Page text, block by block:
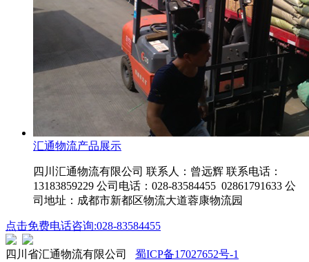
汇通物流产品展示
四川汇通物流有限公司 联系人：曾远辉 联系电话：
13183859229 公司电话：028-83584455 02861791633 公
司地址：成都市新都区物流大道蓉康物流园
点击免费电话咨询:028-83584455
四川省汇通物流有限公司 蜀ICP备17027652号-1